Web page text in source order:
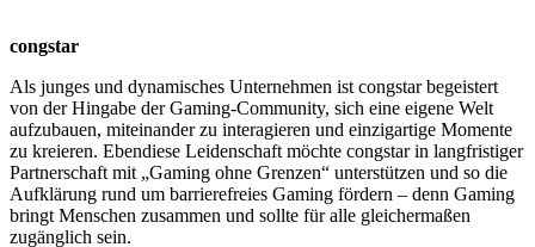
congstar
Als junges und dynamisches Unternehmen ist congstar begeistert
von der Hingabe der Gaming-Community, sich eine eigene Welt
aufzubauen, miteinander zu interagieren und einzigartige Momente
zu kreieren. Ebendiese Leidenschaft möchte congstar in langfristiger
Partnerschaft mit „Gaming ohne Grenzen“ unterstützen und so die
Aufklärung rund um barrierefreies Gaming fördern – denn Gaming
bringt Menschen zusammen und sollte für alle gleichermaßen
zugänglich sein.